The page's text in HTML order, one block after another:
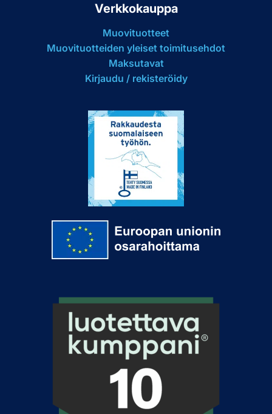
Verkkokauppa
Muovituotteet
Muovituotteiden yleiset toimitusehdot
Maksutavat
Kirjaudu / rekisteröidy